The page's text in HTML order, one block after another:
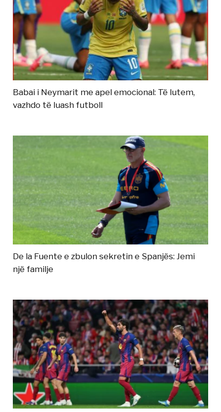
Babai i Neymarit me apel emocional: Të lutem,
vazhdo të luash futboll
De la Fuente e zbulon sekretin e Spanjës: Jemi
një familje